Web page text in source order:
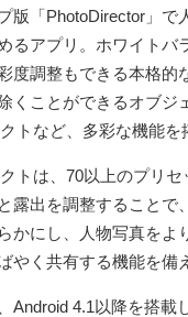
版「PhotoDirector」
るアプリ。ホワイトバ
度調整もできる本格
くことができるオブジ
トなど、多彩な機能を
トは、70以上のプリ
露出を調整すること
かにし、人物写真をよ
やく共有する機能を備
Android 4.1以降を搭載